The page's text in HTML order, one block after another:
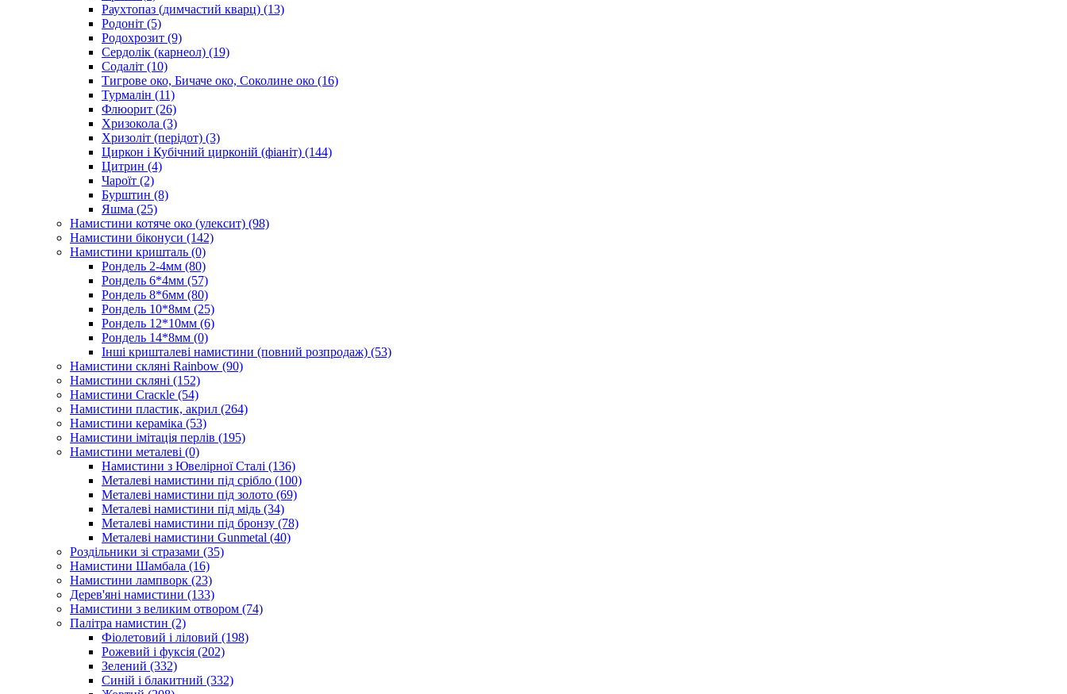
Раухтопаз (димчастий кварц) (13)
Родоніт (5)
Родохрозит (9)
Сердолік (карнеол) (19)
Содаліт (10)
Тигрове око, Бичаче око, Соколине око (16)
Турмалін (11)
Флюорит (26)
Хризокола (3)
Хризоліт (перідот) (3)
Циркон і Кубічний цирконій (фіаніт) (144)
Цитрин (4)
Чароїт (2)
Бурштин (8)
Яшма (25)
Намистини котяче око (улексит) (98)
Намистини біконуси (142)
Намистини кришталь (0)
Рондель 2-4мм (80)
Рондель 6*4мм (57)
Рондель 8*6мм (80)
Рондель 10*8мм (25)
Рондель 12*10мм (6)
Рондель 14*8мм (0)
Інші кришталеві намистини (повний розпродаж) (53)
Намистини скляні Rainbow (90)
Намистини скляні (152)
Намистини Cracкle (54)
Намистини пластик, акрил (264)
Намистини кераміка (53)
Намистини імітація перлів (195)
Намистини металеві (0)
Намистини з Ювелірної Сталі (136)
Металеві намистини під срібло (100)
Металеві намистини під золото (69)
Металеві намистини під мідь (34)
Металеві намистини під бронзу (78)
Металеві намистини Gunmetal (40)
Роздільники зі стразами (35)
Намистини Шамбала (16)
Намистини лампворк (23)
Дерев'яні намистини (133)
Намистини з великим отвором (74)
Палітра намистин (2)
Фіолетовий і ліловий (198)
Рожевий і фуксія (202)
Зелений (332)
Синій і блакитний (332)